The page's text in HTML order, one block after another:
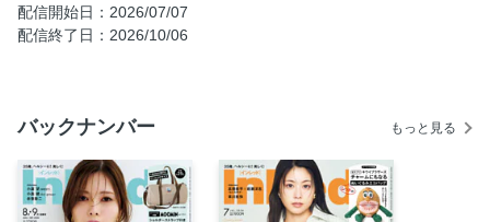
かねさん×瀬戸麻実さん キレイの先輩の、美容トーク♡
Part2 迷いながらも前向きに進む30代をコスメがエンパワ
大賞
らぎケア
お洒落な人の夏コーデ見せて！
配信開始日：2026/07/07
配信終了日：2026/10/06
バックナンバー もっと見る